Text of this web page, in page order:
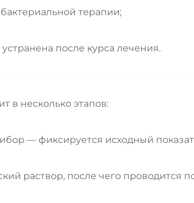
терапии;
после курса лечения.
в несколько этапов:
— фиксируется исходный
раствор, после чего проводится